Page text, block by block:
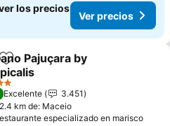
los precios
Ver precios
Añadir a favoritos
Pajuçara by
Excelente
3.451
km de: Maceio
especializado en marisco